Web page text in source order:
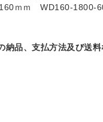
ｍｍ WD160-1800-
品、支払方法及び送